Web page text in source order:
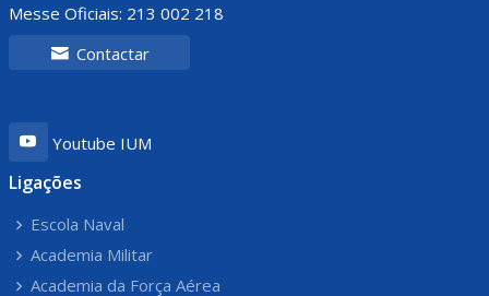
Messe Oficiais: 213 002 218
Contactar
Youtube IUM
Ligações
Escola Naval
Academia Militar
Academia da Força Aérea